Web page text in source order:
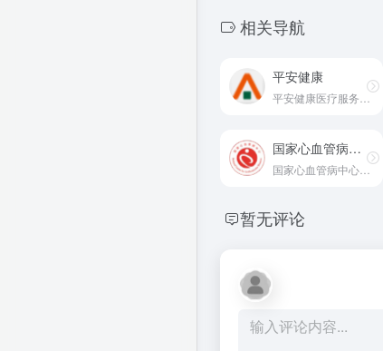
相关导航
平安健康
国家心血管病中心
暂无评论